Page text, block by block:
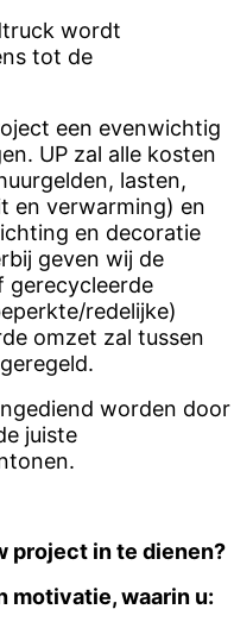
wordt
tot de
een evenwichtig
UP zal alle kosten
lasten,
en verwarming) en
en decoratie
geven wij de
gerecycleerde
redelijke)
omzet zal tussen
worden door
juiste
project in te dienen?
motivatie, waarin u: